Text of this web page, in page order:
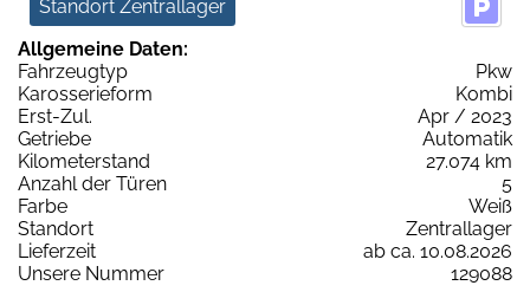
Standort Zentrallager
Allgemeine Daten:
Fahrzeugtyp
Pkw
Karosserieform
Kombi
Erst-Zul.
Apr / 2023
Getriebe
Automatik
Kilometerstand
27.074 km
Anzahl der Türen
5
Farbe
Weiß
Standort
Zentrallager
Lieferzeit
ab ca. 10.08.2026
Unsere Nummer
129088